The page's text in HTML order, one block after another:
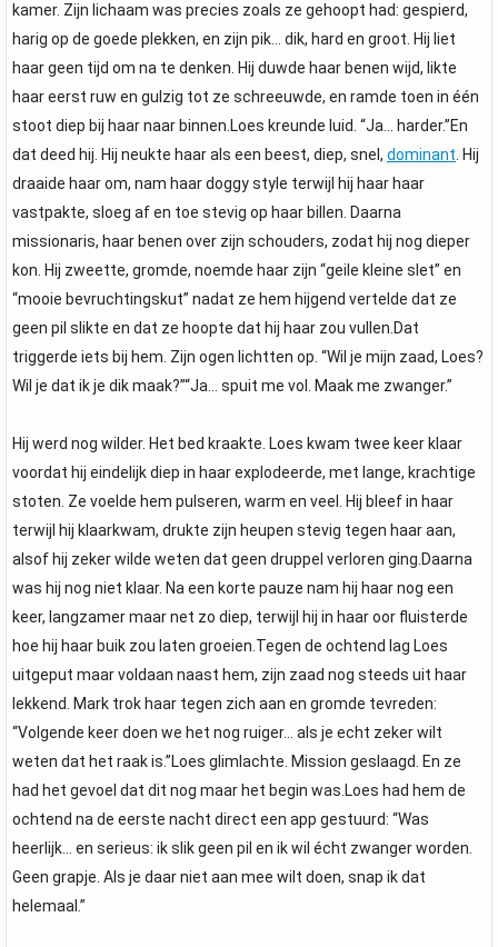
kamer. Zijn lichaam was precies zoals ze gehoopt had: gespierd,
harig op de goede plekken, en zijn pik… dik, hard en groot. Hij liet
haar geen tijd om na te denken. Hij duwde haar benen wijd, likte
haar eerst ruw en gulzig tot ze schreeuwde, en ramde toen in één
stoot diep bij haar naar binnen.Loes kreunde luid. “Ja… harder.”En
dat deed hij. Hij neukte haar als een beest, diep, snel, dominant . Hij
draaide haar om, nam haar doggy style terwijl hij haar haar
vastpakte, sloeg af en toe stevig op haar billen. Daarna
missionaris, haar benen over zijn schouders, zodat hij nog dieper
kon. Hij zweette, gromde, noemde haar zijn “geile kleine slet” en
“mooie bevruchtingskut” nadat ze hem hijgend vertelde dat ze
geen pil slikte en dat ze hoopte dat hij haar zou vullen.Dat
triggerde iets bij hem. Zijn ogen lichtten op. “Wil je mijn zaad, Loes?
Wil je dat ik je dik maak?”“Ja… spuit me vol. Maak me zwanger.”
Hij werd nog wilder. Het bed kraakte. Loes kwam twee keer klaar
voordat hij eindelijk diep in haar explodeerde, met lange, krachtige
stoten. Ze voelde hem pulseren, warm en veel. Hij bleef in haar
terwijl hij klaarkwam, drukte zijn heupen stevig tegen haar aan,
alsof hij zeker wilde weten dat geen druppel verloren ging.Daarna
was hij nog niet klaar. Na een korte pauze nam hij haar nog een
keer, langzamer maar net zo diep, terwijl hij in haar oor fluisterde
hoe hij haar buik zou laten groeien.Tegen de ochtend lag Loes
uitgeput maar voldaan naast hem, zijn zaad nog steeds uit haar
lekkend. Mark trok haar tegen zich aan en gromde tevreden:
“Volgende keer doen we het nog ruiger… als je echt zeker wilt
weten dat het raak is.”Loes glimlachte. Mission geslaagd. En ze
had het gevoel dat dit nog maar het begin was.Loes had hem de
ochtend na de eerste nacht direct een app gestuurd: “Was
heerlijk… en serieus: ik slik geen pil en ik wil écht zwanger worden.
Geen grapje. Als je daar niet aan mee wilt doen, snap ik dat
helemaal.”